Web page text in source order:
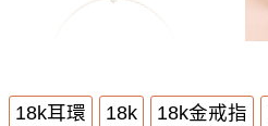
18k耳環 18k 18k金戒指